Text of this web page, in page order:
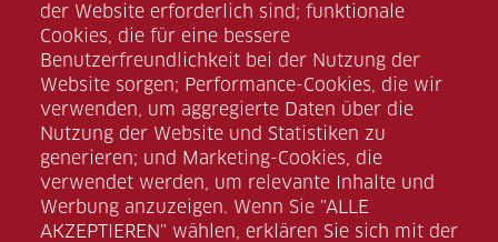
der Website erforderlich sind; funktionale
Cookies, die für eine bessere
Benutzerfreundlichkeit bei der Nutzung der
Website sorgen; Performance-Cookies, die wir
verwenden, um aggregierte Daten über die
Nutzung der Website und Statistiken zu
generieren; und Marketing-Cookies, die
verwendet werden, um relevante Inhalte und
Werbung anzuzeigen. Wenn Sie "ALLE
AKZEPTIEREN" wählen, erklären Sie sich mit der
Facebook
Instagram